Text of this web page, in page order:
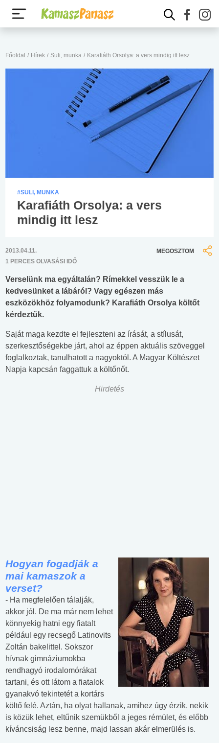
Főoldal / Hírek / Suli, munka / Karafiáth Orsolya: a vers mindig itt lesz
#SULI, MUNKA
Karafiáth Orsolya: a vers
mindig itt lesz
2013.04.11.
1 PERCES OLVASÁSI IDŐ
MEGOSZTOM
Verselünk ma egyáltalán? Rímekkel vesszük le a
kedvesünket a lábáról? Vagy egészen más
eszközökhöz folyamodunk? Karafiáth Orsolya költőt
kérdeztük.
Saját maga kezdte el fejleszteni az írását, a stílusát,
szerkesztőségekbe járt, ahol az éppen aktuális szöveggel
foglalkoztak, tanulhatott a nagyoktól. A Magyar Költészet
Napja kapcsán faggattuk a költőnőt.
Hirdetés
Hogyan fogadják a
mai kamaszok a
verset?
- Ha megfelelően tálalják,
akkor jól. De ma már nem lehet
könnyekig hatni egy fiatalt
például egy recsegő Latinovits
Zoltán bakelittel. Sokszor
hívnak gimnáziumokba
rendhagyó irodalomórákat
tartani, és ott látom a fiatalok
gyanakvó tekintetét a kortárs
költő felé. Aztán, ha olyat hallanak, amihez úgy érzik, nekik
is közük lehet, eltűnik szemükből a jeges rémület, és előbb
kíváncsiság lesz benne, majd lassan akár elmerülés is.